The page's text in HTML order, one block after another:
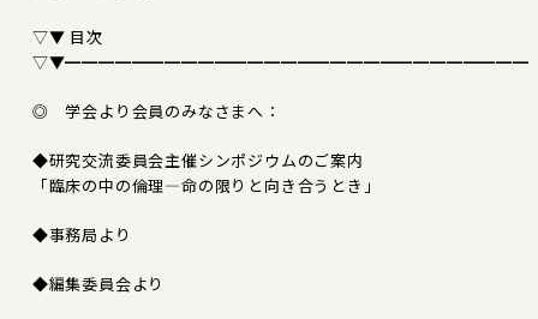
▽▼ 目次
▽▼━━━━━━━━━━━━━━━━━━━━━━━━━━━━
◎ 学会より会員のみなさまへ：
◆研究交流委員会主催シンポジウムのご案内
「臨床の中の倫理―命の限りと向き合うとき」
◆事務局より
◆編集委員会より